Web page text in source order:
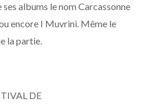
ses albums le nom Carcassonne
encore I Muvrini. Même le
la partie.
DE